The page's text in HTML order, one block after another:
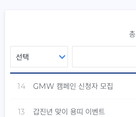
총
14 GMW 캠페인 신청자 모집
13 갑진년 맞이 용띠 이벤트